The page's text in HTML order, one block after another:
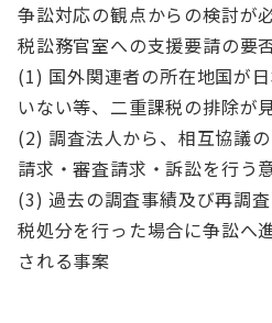
争訟対応の観点からの検討が
税訟務官室への支援要請の要
(1) 国外関連者の所在地国が
いない等、二重課税の排除が
(2) 調査法人から、相互協議
請求・審査請求・訴訟を行う
(3) 過去の調査事績及び再調
税処分を行った場合に争訟へ
される事案